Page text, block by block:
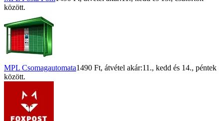
között.
MPL Csomagautomata1490 Ft, átvétel akár:11., kedd és 14., péntek
között.